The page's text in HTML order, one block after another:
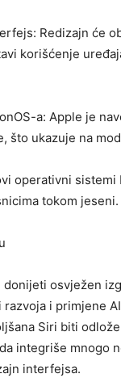
Redizajn će
korišćenje
a: Apple je
što ukazuje na
operativni
tokom jeseni.
donijeti osvježen
i primjene
Siri biti
integriše mnogo
interfejsa.